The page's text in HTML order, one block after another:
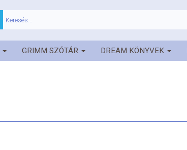
GRIMM SZÓTÁR DREAM KÖNYVEK